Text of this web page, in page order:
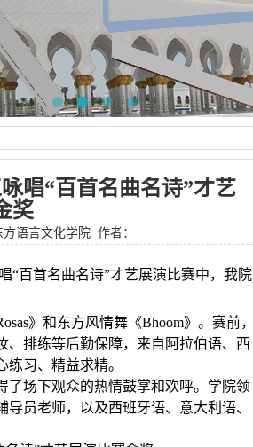
唱“百首名曲名诗”才艺
奖
方语言文化学院 作者：
百首名曲名诗”才艺展演比赛中，我院
》和东方风情舞《Bhoom》。赛前，
、排练等后勤保障，来自阿拉伯语、西
习、精益求精。
场下观众的热情鼓掌和欢呼。学院领
员老师，以及西班牙语、意大利语、